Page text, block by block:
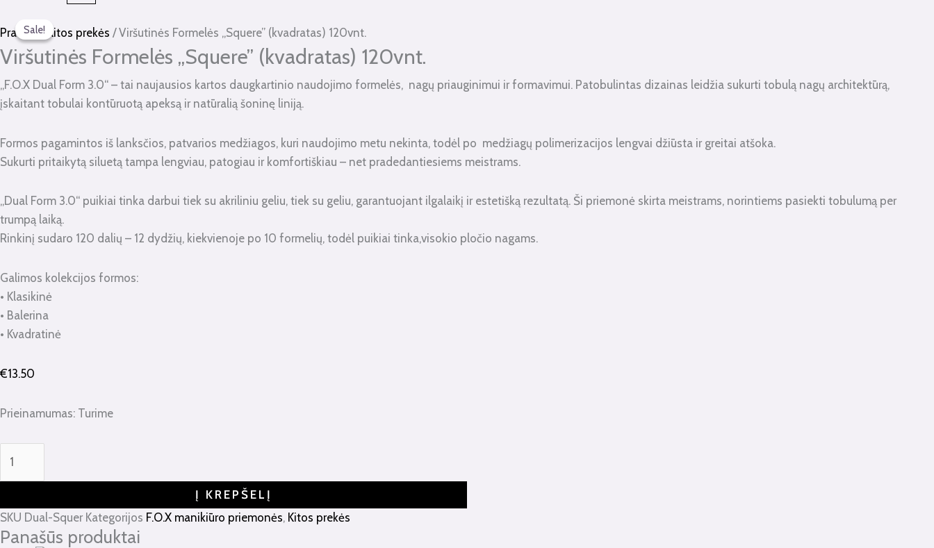
Pradžia/ Kitos prekės / Viršutinės Formelės „Squere” (kvadratas) 120vnt.
Viršutinės Formelės „Squere” (kvadratas) 120vnt.
„F.O.X Dual Form 3.0“ – tai naujausios kartos daugkartinio naudojimo formelės, nagų priauginimui ir formavimui. Patobulintas dizainas leidžia sukurti tobulą nagų architektūrą,
įskaitant tobulai kontūruotą apeksą ir natūralią šoninę liniją.
Formos pagamintos iš lanksčios, patvarios medžiagos, kuri naudojimo metu nekinta, todėl po medžiagų polimerizacijos lengvai džiūsta ir greitai atšoka.
Sukurti pritaikytą siluetą tampa lengviau, patogiau ir komfortiškiau – net pradedantiesiems meistrams.
„Dual Form 3.0“ puikiai tinka darbui tiek su akriliniu geliu, tiek su geliu, garantuojant ilgalaikį ir estetišką rezultatą. Ši priemonė skirta meistrams, norintiems pasiekti tobulumą per
trumpą laiką.
Rinkinį sudaro 120 dalių – 12 dydžių, kiekvienoje po 10 formelių, todėl puikiai tinka,visokio pločio nagams.
Galimos kolekcijos formos:
• Klasikinė
• Balerina
• Kvadratinė
€13.50
Prieinamumas: Turime
kiekis:
Viršutinės
Formelės
"Squere"
(kvadratas)
Į KREPŠELĮ
SKU Dual-Squer Kategorijos F.O.X manikiūro priemonės, Kitos prekės
Panašūs produktai
Sale!
Sale!
price
was:
€12.00.
price
€6.00.